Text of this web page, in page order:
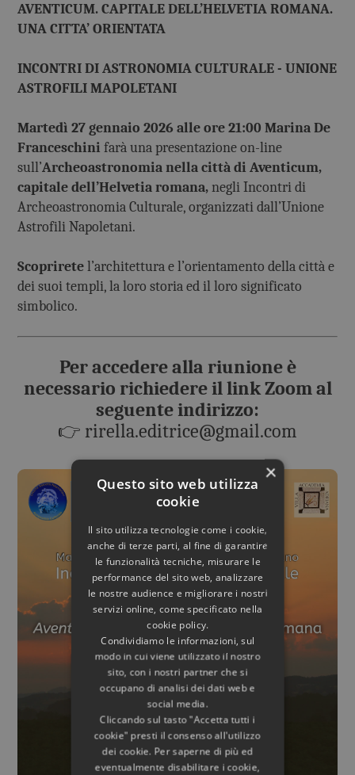
AVENTICUM. CAPITALE DELL’HELVETIA ROMANA.
UNA CITTA’ ORIENTATA
INCONTRI DI ASTRONOMIA CULTURALE - UNIONE
ASTROFILI MAPOLETANI
Martedì 27 gennaio 2026 alle ore 21:00 Marina De
Franceschini farà una presentazione on-line
sull’Archeoastronomia nella città di Aventicum,
capitale dell’Helvetia romana,negli Incontri di
Archeoastronomia Culturale, organizzati dall’Unione
Astrofili Napoletani.
Scopriretel’architettura e l’orientamento della città e
dei suoi templi, la loro storia ed il loro significato
simbolico.
Per accedere alla riunione è
necessario richiedere il link Zoom al
seguente indirizzo:
👉 rirella.editrice@gmail.com
×
Questo sito web utilizza
cookie
Il sito utilizza tecnologie come i cookie,
anche di terze parti, al fine di garantire
le funzionalità tecniche, misurare le
performance del sito web, analizzare
le nostre audience e migliorare i nostri
servizi online, come specificato nella
cookie policy.
Condividiamo le informazioni, sul
modo in cui viene utilizzato il nostro
sito, con i nostri partner che si
occupano di analisi dei dati web e
social media.
Cliccando sul tasto "Accetta tutti i
cookie" presti il consenso all'utilizzo
dei cookie. Per saperne di più ed
eventualmente disabilitare i cookie,